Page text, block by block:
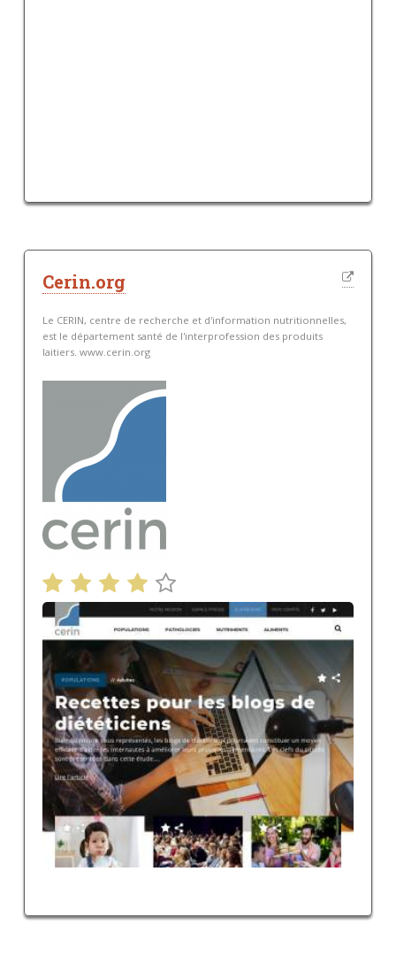
Cerin.org
Le CERIN, centre de recherche et d'information nutritionnelles,
est le département santé de l'interprofession des produits
laitiers. www.cerin.org